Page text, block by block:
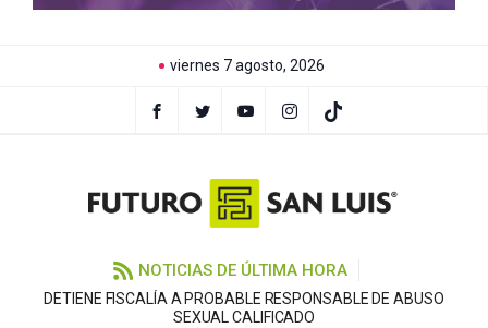
viernes 7 agosto, 2026
NOTICIAS DE ÚLTIMA HORA
DETIENE FISCALÍA A PROBABLE RESPONSABLE DE ABUSO
SEXUAL CALIFICADO